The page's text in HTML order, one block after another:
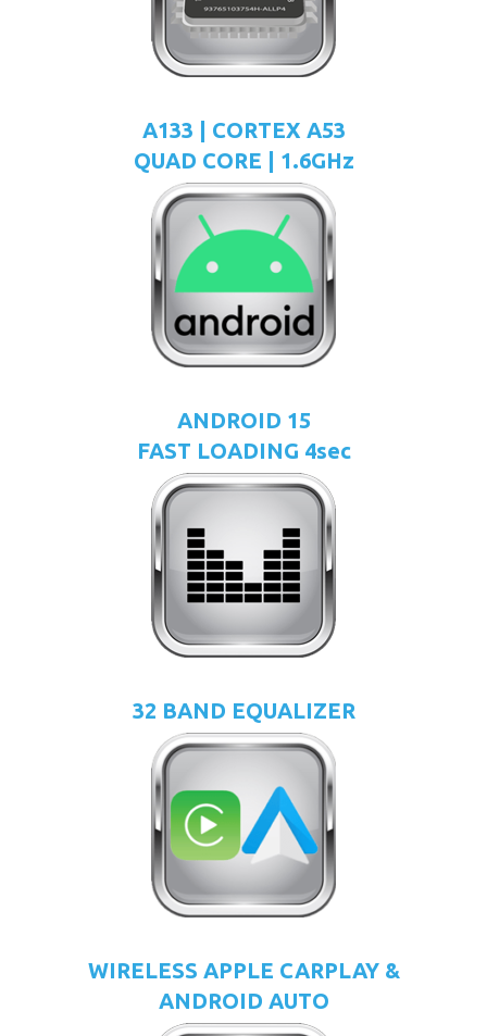
A133 | CORTEX A53
QUAD CORE | 1.6GHz
ANDROID 15
FAST LOADING 4sec
32 BAND EQUALIZER
WIRELESS APPLE CARPLAY &
ANDROID AUTO